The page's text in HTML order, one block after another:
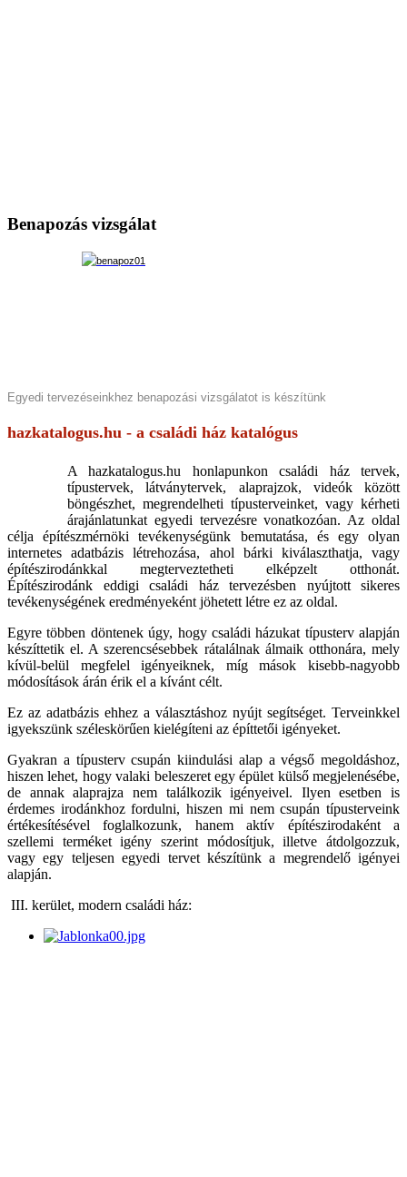
Benapozás vizsgálat
Egyedi tervezéseinkhez benapozási vizsgálatot is készítünk
hazkatalogus.hu - a családi ház katalógus
A hazkatalogus.hu honlapunkon családi ház tervek,
típustervek, látványtervek, alaprajzok, videók között
böngészhet, megrendelheti típusterveinket, vagy kérheti
árajánlatunkat egyedi tervezésre vonatkozóan. Az oldal
célja építészmérnöki tevékenységünk bemutatása, és egy olyan
internetes adatbázis létrehozása, ahol bárki kiválaszthatja, vagy
építészirodánkkal megterveztetheti elképzelt otthonát.
Építészirodánk eddigi családi ház tervezésben nyújtott sikeres
tevékenységének eredményeként jöhetett létre ez az oldal.
Egyre többen döntenek úgy, hogy családi házukat típusterv alapján
készíttetik el. A szerencsésebbek rátalálnak álmaik otthonára, mely
kívül-belül megfelel igényeiknek, míg mások kisebb-nagyobb
módosítások árán érik el a kívánt célt.
Ez az adatbázis ehhez a választáshoz nyújt segítséget. Terveinkkel
igyekszünk széleskörűen kielégíteni az építtetői igényeket.
Gyakran a típusterv csupán kiindulási alap a végső megoldáshoz,
hiszen lehet, hogy valaki beleszeret egy épület külső megjelenésébe,
de annak alaprajza nem találkozik igényeivel. Ilyen esetben is
érdemes irodánkhoz fordulni, hiszen mi nem csupán típusterveink
értékesítésével foglalkozunk, hanem aktív építészirodaként a
szellemi terméket igény szerint módosítjuk, illetve átdolgozzuk,
vagy egy teljesen egyedi tervet készítünk a megrendelő igényei
alapján.
III. kerület, modern családi ház: